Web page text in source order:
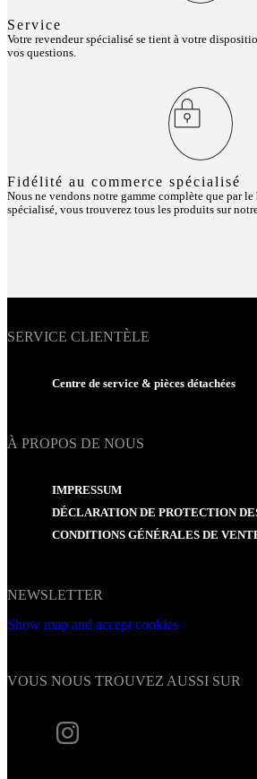
Service
Votre revendeur spécialisé se tient à votre
vos questions.
Fidélité au commerce spécialisé
Nous ne vendons notre gamme complète que par
spécialisé, vous trouverez tous les produits sur
SERVICE CLIENTÈLE
Centre de service & pièces détachées
À PROPOS DE NOUS
IMPRESSUM
DÉCLARATION DE PROTECTION
CONDITIONS GÉNÉRALES DE
NEWSLETTER
Show map and accept cookies
VOUS NOUS TROUVEZ AUSSI SUR